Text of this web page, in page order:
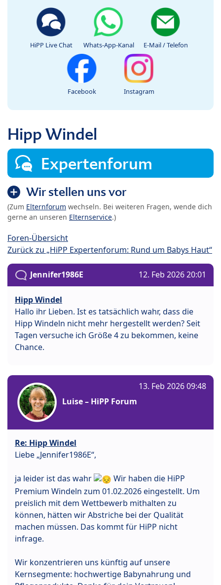
HiPP Live Chat Whats-App-Kanal E-Mail / Telefon
Facebook Instagram
Hipp Windel
Expertenforum
Wir stellen uns vor
(Zum Elternforum wechseln. Bei weiteren Fragen, wende dich
gerne an unseren Elternservice.)
Foren-Übersicht
Zurück zu „HiPP Expertenforum: Rund um Babys Haut“
Jennifer1986E 12. Feb 2026 20:01
Hipp Windel
Hallo ihr Lieben. Ist es tatsächlich wahr, dass die
Hipp Windeln nicht mehr hergestellt werden? Seit
Tagen versuche ich Größe 4 zu bekommen, keine
Chance.
Luise – HiPP Forum
13. Feb 2026 09:48
Re: Hipp Windel
Liebe „Jennifer1986E“,
ja leider ist das wahr
Wir haben die HiPP
Premium Windeln zum 01.02.2026 eingestellt. Um
preislich mit dem Wettbewerb mithalten zu
können, hätten wir Abstriche bei der Qualität
machen müssen. Das kommt für HiPP nicht
infrage.
Wir konzentrieren uns künftig auf unsere
Kernsegmente: hochwertige Babynahrung und